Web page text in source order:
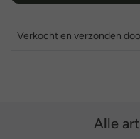
Verkocht en verzonden
Alle